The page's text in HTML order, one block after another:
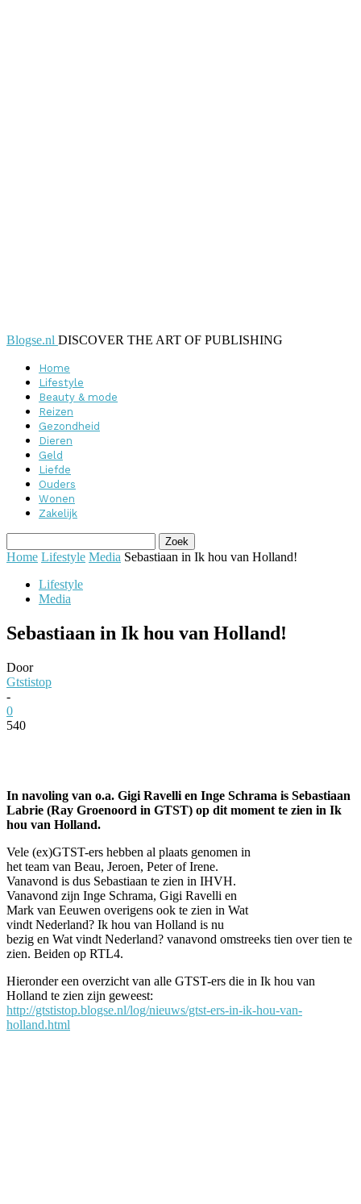
Blogse.nl DISCOVER THE ART OF PUBLISHING
Home
Lifestyle
Beauty & mode
Reizen
Gezondheid
Dieren
Geld
Liefde
Ouders
Wonen
Zakelijk
Home Lifestyle Media Sebastiaan in Ik hou van Holland!
Lifestyle
Media
Sebastiaan in Ik hou van Holland!
Door
Gtstistop
-
0
540
In navoling van o.a. Gigi Ravelli en Inge Schrama is Sebastiaan
Labrie (Ray Groenoord in GTST) op dit moment te zien in Ik
hou van Holland.
Vele (ex)GTST-ers hebben al plaats genomen in
het team van Beau, Jeroen, Peter of Irene.
Vanavond is dus Sebastiaan te zien in IHVH.
Vanavond zijn Inge Schrama, Gigi Ravelli en
Mark van Eeuwen overigens ook te zien in Wat
vindt Nederland? Ik hou van Holland is nu
bezig en Wat vindt Nederland? vanavond omstreeks tien over tien te
zien. Beiden op RTL4.
Hieronder een overzicht van alle GTST-ers die in Ik hou van
Holland te zien zijn geweest:
http://gtstistop.blogse.nl/log/nieuws/gtst-ers-in-ik-hou-van-
holland.html